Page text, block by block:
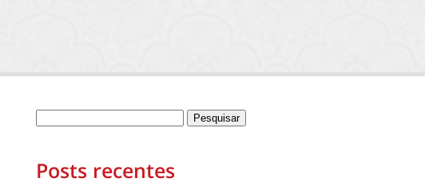
Posts recentes